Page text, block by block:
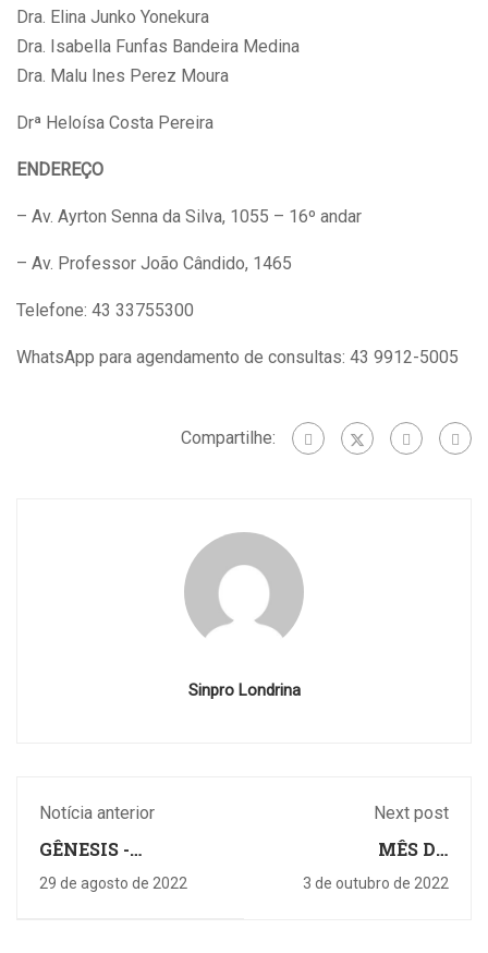
Dra. Elina Junko Yonekura
Dra. Isabella Funfas Bandeira Medina
Dra. Malu Ines Perez Moura
Drª Heloísa Costa Pereira
ENDEREÇO
– Av. Ayrton Senna da Silva, 1055 – 16º andar
– Av. Professor João Cândido, 1465
Telefone: 43 33755300
WhatsApp para agendamento de consultas: 43 9912-5005
Compartilhe:
Sinpro Londrina
Notícia anterior
GÊNESIS -
DIAGNÓSTICO POR
IMAGEM
29 de agosto de 2022
Next post
MÊS DO
PROFESSOR TEM
PORCO NO TACHO,
3 de outubro de 2022